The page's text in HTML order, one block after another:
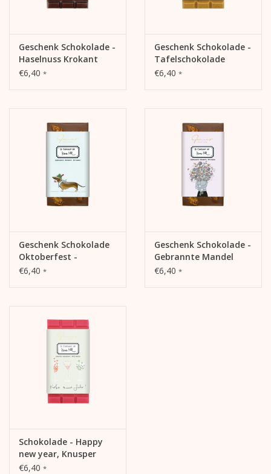
Geschenk Schokolade -
Haselnuss Krokant
€6,40 *
Geschenk Schokolade -
Tafelschokolade
Caramel-Sablé
€6,40 *
Geschenk Schokolade
Oktoberfest -
Gebrannte Mandel
€6,40 *
Geschenk Schokolade -
Gebrannte Mandel
€6,40 *
Schokolade - Happy
new year, Knusper
Himbeere, 34%
€6,40 *